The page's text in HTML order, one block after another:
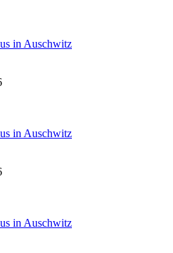
in Auschwitz
in Auschwitz
in Auschwitz